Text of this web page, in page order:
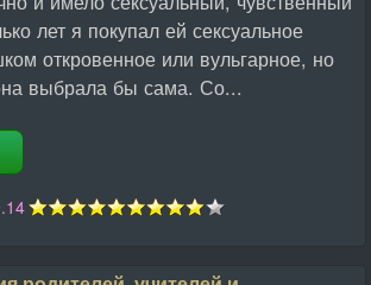
лет я покупал ей сексуальное
откровенное или вульгарное, но
выбрала бы сама. Со...